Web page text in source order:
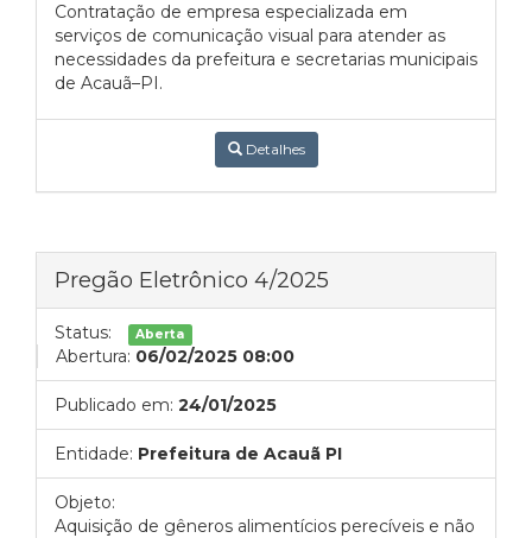
Contratação de empresa especializada em
serviços de comunicação visual para atender as
necessidades da prefeitura e secretarias municipais
de Acauã–PI.
Detalhes
Pregão Eletrônico 4/2025
Status: Aberta
Abertura: 06/02/2025 08:00
Publicado em: 24/01/2025
Entidade: Prefeitura de Acauã PI
Objeto:
Aquisição de gêneros alimentícios perecíveis e não